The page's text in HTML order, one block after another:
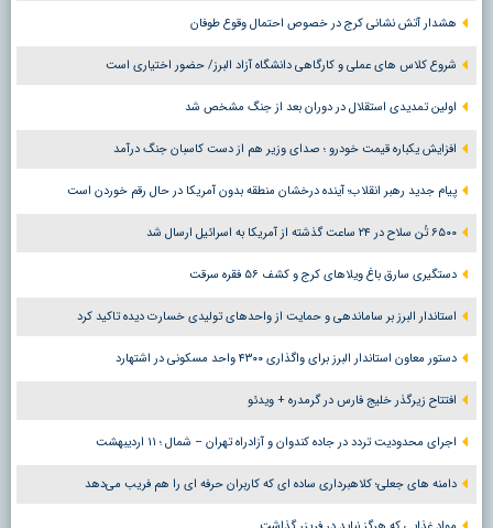
هشدار آتش نشانی کرج در خصوص احتمال وقوع طوفان
شروع کلاس های عملی و کارگاهی دانشگاه آزاد البرز/ حضور اختیاری است
اولین تمدیدی استقلال در دوران بعد از جنگ مشخص شد
افزایش یکباره قیمت خودرو ؛ صدای وزیر هم از دست کاسبان جنگ درآمد
پیام جدید رهبر انقلاب؛ آینده درخشان منطقه بدون آمریکا در حال رقم خوردن است
۶۵۰۰ تُن سلاح در ۲۴ ساعت گذشته از آمریکا به اسرائیل ارسال شد
دستگیری سارق باغ ویلاهای کرج و کشف ۵۶ فقره سرقت
استاندار البرز بر ساماندهی و حمایت از واحدهای تولیدی خسارت دیده تاکید کرد
دستور معاون استاندار البرز برای واگذاری ۴۳۰۰ واحد مسکونی در اشتهارد
افتتاح زیرگذر خلیج فارس در گرمدره + ویدئو
اجرای محدودیت تردد در جاده کندوان و آزادراه تهران – شمال ؛ ١١ اردیبهشت
دامنه های جعلی؛ کلاهبرداری ساده ای که کاربران حرفه ای را هم فریب می‌دهد